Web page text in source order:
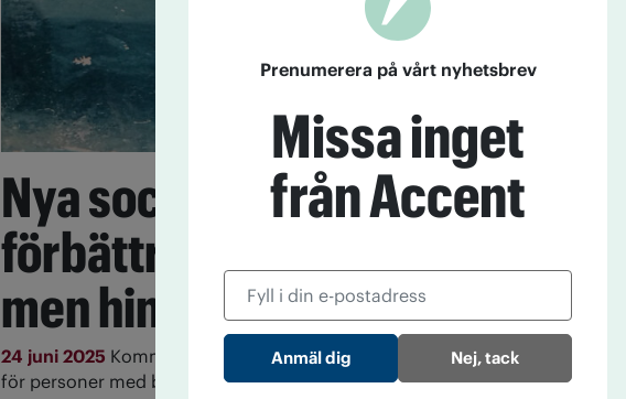
Nya socialtjänstlagen kan
förbättra beroendevården –
men hinder kvarstår
24 juni 2025 Kommunerna ser goda möjligheter att ställa om vården
för personer med beroende, men efterfrågar mer stöd för att lyckas.
Prenumerera på vårt nyhetsbrev
Missa inget
från Accent
Nej, tack